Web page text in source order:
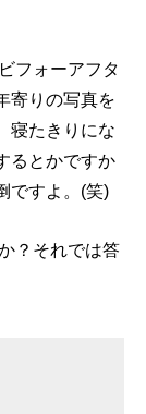
フォーアフタ
寄りの写真を
寝たきりにな
るとかですか
ですよ。(笑)
？それでは答